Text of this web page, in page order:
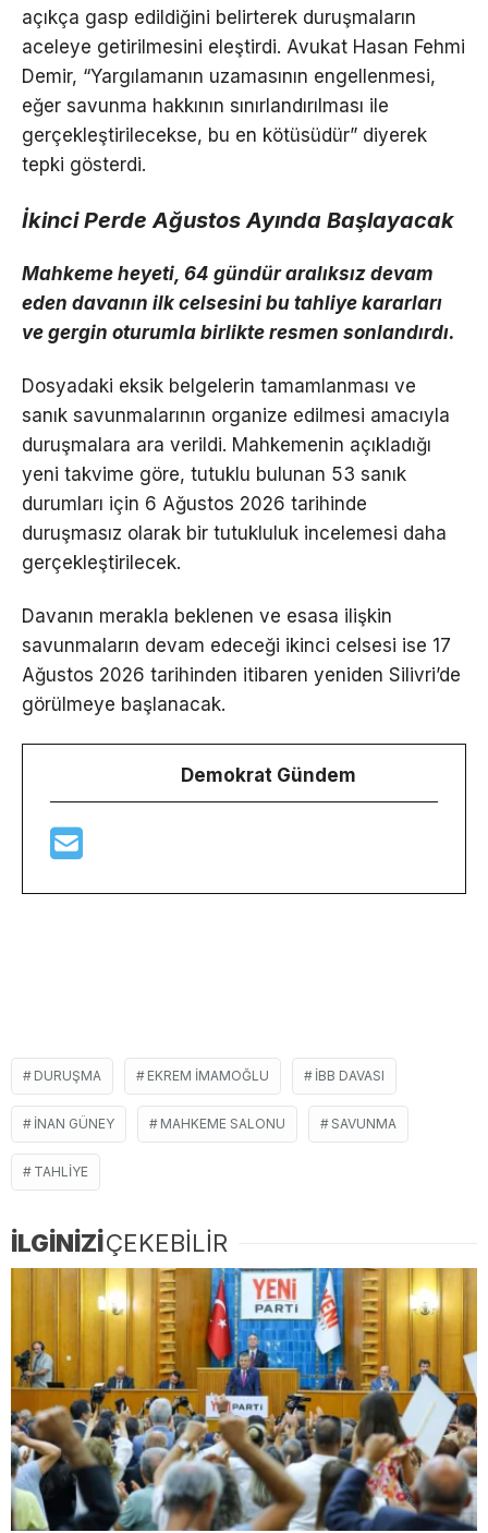
açıkça gasp edildiğini belirterek duruşmaların
aceleye getirilmesini eleştirdi. Avukat Hasan Fehmi
Demir, “Yargılamanın uzamasının engellenmesi,
eğer savunma hakkının sınırlandırılması ile
gerçekleştirilecekse, bu en kötüsüdür” diyerek
tepki gösterdi.
İkinci Perde Ağustos Ayında Başlayacak
Mahkeme heyeti, 64 gündür aralıksız devam
eden davanın ilk celsesini bu tahliye kararları
ve gergin oturumla birlikte resmen sonlandırdı.
Dosyadaki eksik belgelerin tamamlanması ve
sanık savunmalarının organize edilmesi amacıyla
duruşmalara ara verildi. Mahkemenin açıkladığı
yeni takvime göre, tutuklu bulunan 53 sanık
durumları için 6 Ağustos 2026 tarihinde
duruşmasız olarak bir tutukluluk incelemesi daha
gerçekleştirilecek.
Davanın merakla beklenen ve esasa ilişkin
savunmaların devam edeceği ikinci celsesi ise 17
Ağustos 2026 tarihinden itibaren yeniden Silivri’de
görülmeye başlanacak.
Demokrat Gündem
DURUŞMA EKREM IMAMOĞLU IBB DAVASI
INAN GÜNEY MAHKEME SALONU SAVUNMA
TAHLIYE
İLGİNİZİÇEKEBİLİR